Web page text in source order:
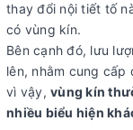
thay đổi nội tiết tố
có vùng kín.
Bên cạnh đó, lưu
lên, nhằm cung
vì vậy, vùng kín
nhiều biểu hiện